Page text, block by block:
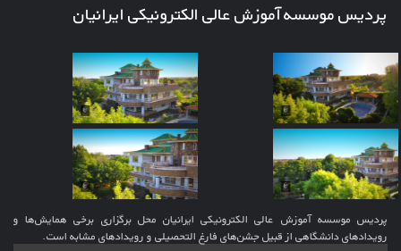
پردیس موسسه آموزش عالی الکترونیکی ایرانیان
پردیس موسسه آموزش عالی الکترونیکی ایرانیان محل برگزاری برخی همایش‌ها و
رویدادهای دانشگاهی از قبیل جشن‌های فارغ التحصیلی و رویدادهای مشابه است.